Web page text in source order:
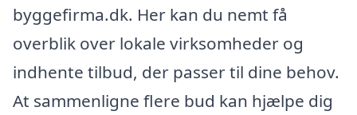
byggefirma.dk. Her kan du nemt få
overblik over lokale virksomheder og
indhente tilbud, der passer til dine behov.
At sammenligne flere bud kan hjælpe dig